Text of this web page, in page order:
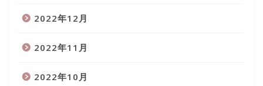
2022年12月
2022年11月
2022年10月